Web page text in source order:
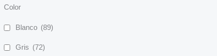
Color
Blanco (89)
Gris (72)